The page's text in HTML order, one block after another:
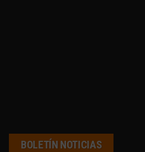
BOLETÍN NOTICIAS